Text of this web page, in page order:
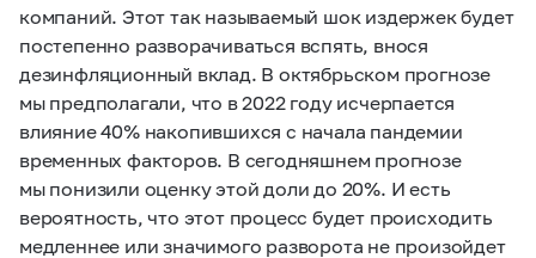
компаний. Этот так называемый шок издержек будет
постепенно разворачиваться вспять, внося
дезинфляционный вклад. В октябрьском прогнозе
мы предполагали, что в 2022 году исчерпается
влияние 40% накопившихся с начала пандемии
временных факторов. В сегодняшнем прогнозе
мы понизили оценку этой доли до 20%. И есть
вероятность, что этот процесс будет происходить
медленнее или значимого разворота не произойдет